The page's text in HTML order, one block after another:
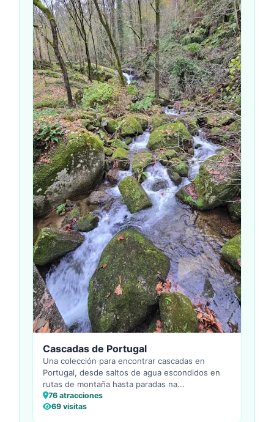
Cascadas de Portugal
Una colección para encontrar cascadas en
Portugal, desde saltos de agua escondidos en
rutas de montaña hasta paradas na...
76 atracciones
69 visitas